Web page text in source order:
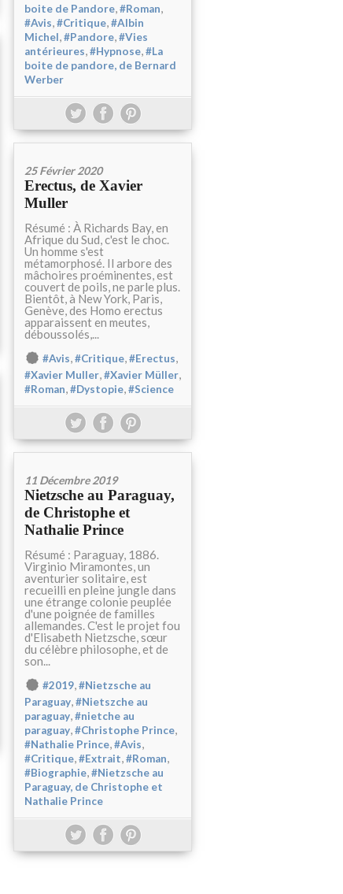
boite de Pandore,#Roman,
#Avis,#Critique,#Albin
Michel,#Pandore,#Vies
antérieures,#Hypnose,#La
boite de pandore, de Bernard
Werber
25 Février 2020
Erectus, de Xavier
Muller
Résumé : À Richards Bay, en
Afrique du Sud, c'est le choc.
Un homme s'est
métamorphosé. Il arbore des
mâchoires proéminentes, est
couvert de poils, ne parle plus.
Bientôt, à New York, Paris,
Genève, des Homo erectus
apparaissent en meutes,
déboussolés,...
#Avis,#Critique,#Erectus,
#Xavier Muller,#Xavier Müller,
#Roman,#Dystopie,#Science
11 Décembre 2019
Nietzsche au Paraguay,
de Christophe et
Nathalie Prince
Résumé : Paraguay, 1886.
Virginio Miramontes, un
aventurier solitaire, est
recueilli en pleine jungle dans
une étrange colonie peuplée
d'une poignée de familles
allemandes. C'est le projet fou
d'Elisabeth Nietzsche, sœur
du célèbre philosophe, et de
son...
#2019,#Nietzsche au
Paraguay,#Nietszche au
paraguay,#nietche au
paraguay,#Christophe Prince,
#Nathalie Prince,#Avis,
#Critique,#Extrait,#Roman,
#Biographie,#Nietzsche au
Paraguay, de Christophe et
Nathalie Prince